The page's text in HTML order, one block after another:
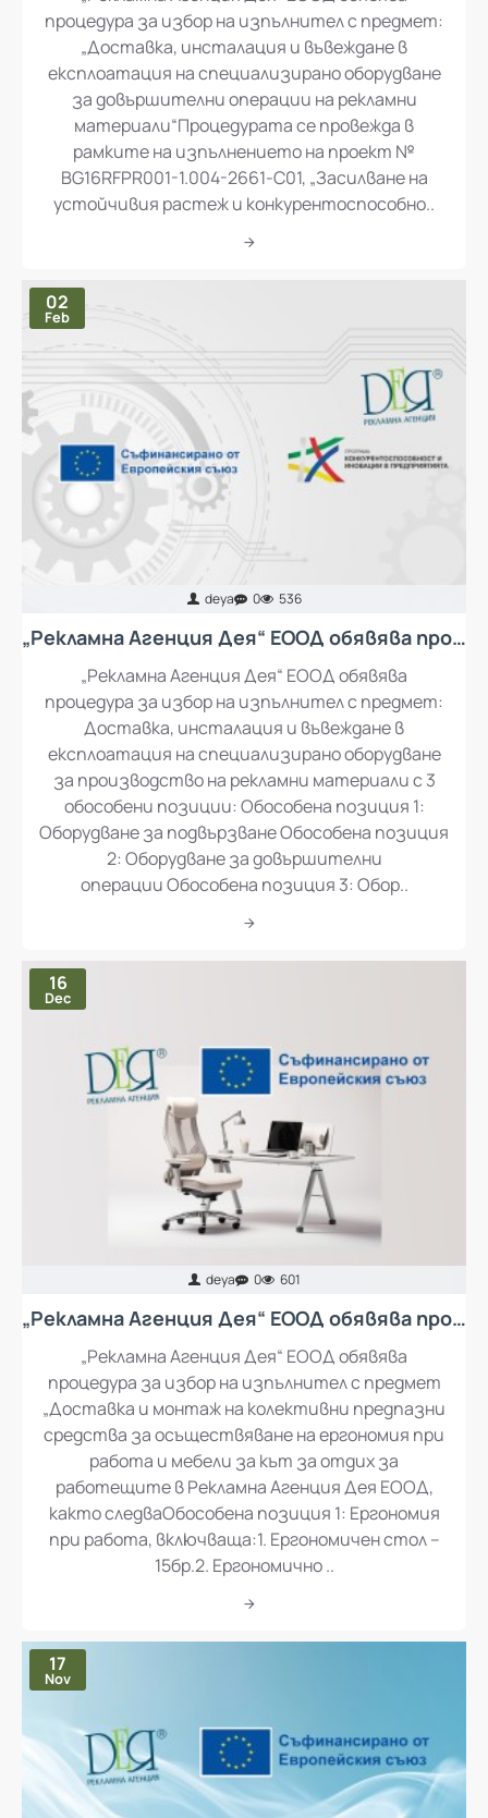
„Рекламна Агенция Дея“ ЕООД обявява
процедура за избор на изпълнител с предмет:
„Доставка, инсталация и въвеждане в
експлоатация на специализирано оборудване
за довършителни операции на рекламни
материали“Процедурата се провежда в
рамките на изпълнението на проект №
BG16RFPR001-1.004-2661-C01, „Засилване на
устойчивия растеж и конкурентоспособно..
02
Feb
„Рекламна Агенция Дея“ ЕООД обявява
процедура за избор на изпълнител с предмет:
Доставка, инсталация и въвеждане в
експлоатация на специализирано оборудване
за производство на рекламни материали с 3
обособени позиции: Обособена позиция 1:
Оборудване за подвързване Обособена позиция
2: Оборудване за довършителни
операции Обособена позиция 3: Обор..
16
Dec
„Рекламна Агенция Дея“ ЕООД обявява
процедура за избор на изпълнител с предмет
„Доставка и монтаж на колективни предпазни
средства за осъществяване на ергономия при
работа и мебели за кът за отдих за
работещите в Рекламна Агенция Дея ЕООД,
както следваОбособена позиция 1: Ергономия
при работа, включваща:1. Ергономичен стол –
15бр.2. Ергономично ..
17
Nov